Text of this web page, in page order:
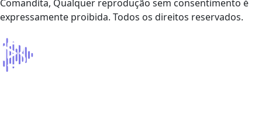
Comandita, Qualquer reprodução sem consentimento é
expressamente proibida. Todos os direitos reservados.